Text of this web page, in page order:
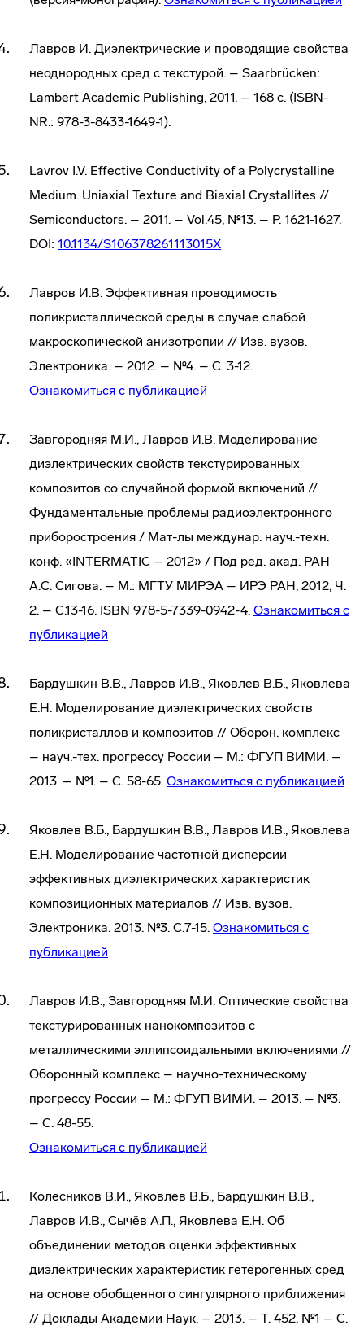
Лавров И. Диэлектрические и проводящие свойства
неоднородных сред с текстурой. – Saarbrücken:
Lambert Academic Publishing, 2011. – 168 c. (ISBN-
NR.: 978-3-8433-1649-1).
Lavrov I.V. Effective Conductivity of a Polycrystalline
Medium. Uniaxial Texture and Biaxial Crystallites //
Semiconductors. – 2011. – Vol.45, №13. – P. 1621-1627.
DOI: 10.1134/S106378261113015X
Лавров И.В. Эффективная проводимость
поликристаллической среды в случае слабой
макроскопической анизотропии // Изв. вузов.
Электроника. – 2012. – №4. – С. 3-12.
Ознакомиться с публикацией
Завгородняя М.И., Лавров И.В. Моделирование
диэлектрических свойств текстурированных
композитов со случайной формой включений //
Фундаментальные проблемы радиоэлектронного
приборостроения / Мат-лы междунар. науч.-техн.
конф. «INTERMATIC – 2012» / Под ред. акад. РАН
А.С. Сигова. – М.: МГТУ МИРЭА – ИРЭ РАН, 2012, Ч.
2. – С.13-16. ISBN 978-5-7339-0942-4. Ознакомиться с
публикацией
Бардушкин В.В., Лавров И.В., Яковлев В.Б., Яковлева
Е.Н. Моделирование диэлектрических свойств
поликристаллов и композитов // Оборон. комплекс
– науч.-тех. прогрессу России – М.: ФГУП ВИМИ. –
2013. – №1. – С. 58-65. Ознакомиться с публикацией
Яковлев В.Б., Бардушкин В.В., Лавров И.В., Яковлева
Е.Н. Моделирование частотной дисперсии
эффективных диэлектрических характеристик
композиционных материалов // Изв. вузов.
Электроника. 2013. №3. С.7-15. Ознакомиться с
публикацией
Лавров И.В., Завгородняя М.И. Оптические свойства
текстурированных нанокомпозитов с
металлическими эллипсоидальными включениями //
Оборонный комплекс – научно-техническому
прогрессу России – М.: ФГУП ВИМИ. – 2013. – №3.
– С. 48-55.
Ознакомиться с публикацией
Колесников В.И., Яковлев В.Б., Бардушкин В.В.,
Лавров И.В., Сычёв А.П., Яковлева Е.Н. Об
объединении методов оценки эффективных
диэлектрических характеристик гетерогенных сред
на основе обобщенного сингулярного приближения
// Доклады Академии Наук. – 2013. – Т. 452, №1 – С.